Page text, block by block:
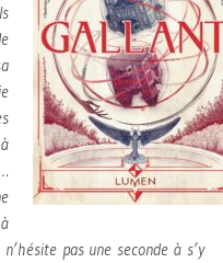
pas une seconde à s’y